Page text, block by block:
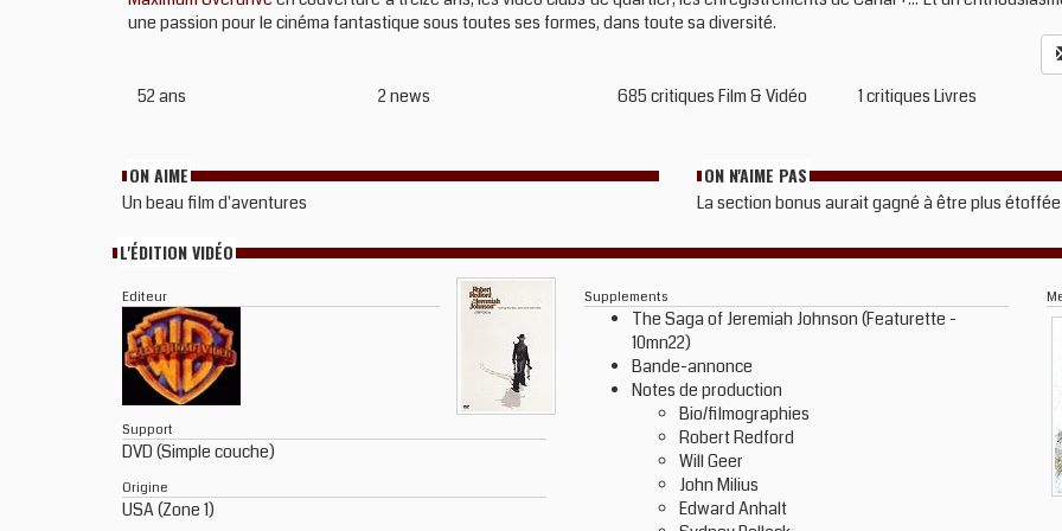
une passion pour le cinéma fantastique sous toutes ses formes, dans toute sa diversité.
52 ans 2 news 685 critiques Film & Vidéo 1 critiques Livres
ON AIME
Un beau film d'aventures
ON N'AIME PAS
La section bonus aurait gagné à être plus étoffée
L'ÉDITION VIDÉO
Editeur
Support
DVD (Simple couche)
Origine
USA (Zone 1)
Supplements
The Saga of Jeremiah Johnson (Featurette -
10mn22)
Bande-annonce
Notes de production
Bio/filmographies
Robert Redford
Will Geer
John Milius
Edward Anhalt